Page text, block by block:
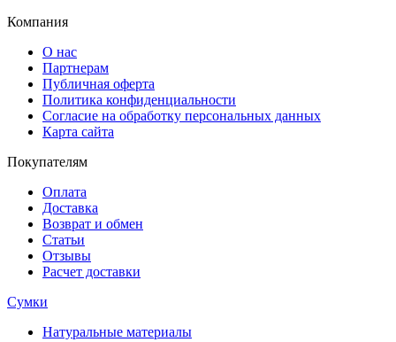
Компания
О нас
Партнерам
Публичная оферта
Политика конфиденциальности
Согласие на обработку персональных данных
Карта сайта
Покупателям
Оплата
Доставка
Возврат и обмен
Статьи
Отзывы
Расчет доставки
Сумки
Натуральные материалы